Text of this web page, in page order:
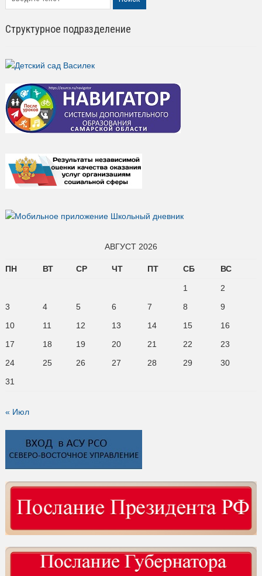
Структурное подразделение
АВГУСТ 2026
ПН ВТ СР ЧТ ПТ СБ ВС
1
2
3
4 5 6 7 8
9
10
11 12 13 14 15
16
17
18 19 20 21 22
23
24
25 26 27 28 29
30
31
« Июл